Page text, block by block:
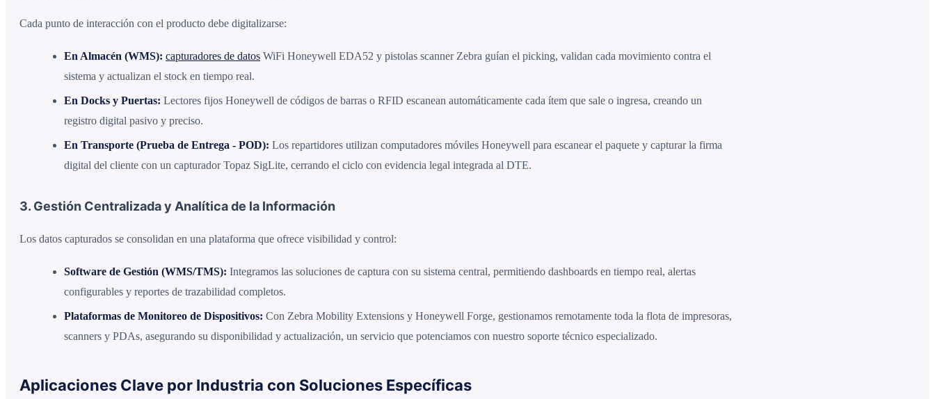
Cada punto de interacción con el producto debe digitalizarse:
En Almacén (WMS): capturadores de datos WiFi Honeywell EDA52 y pistolas scanner Zebra guían el picking, validan cada movimiento contra el
sistema y actualizan el stock en tiempo real.
En Docks y Puertas: Lectores fijos Honeywell de códigos de barras o RFID escanean automáticamente cada ítem que sale o ingresa, creando un
registro digital pasivo y preciso.
En Transporte (Prueba de Entrega - POD): Los repartidores utilizan computadores móviles Honeywell para escanear el paquete y capturar la firma
digital del cliente con un capturador Topaz SigLite, cerrando el ciclo con evidencia legal integrada al DTE.
3. Gestión Centralizada y Analítica de la Información
Los datos capturados se consolidan en una plataforma que ofrece visibilidad y control:
Software de Gestión (WMS/TMS): Integramos las soluciones de captura con su sistema central, permitiendo dashboards en tiempo real, alertas
configurables y reportes de trazabilidad completos.
Plataformas de Monitoreo de Dispositivos: Con Zebra Mobility Extensions y Honeywell Forge, gestionamos remotamente toda la flota de impresoras,
scanners y PDAs, asegurando su disponibilidad y actualización, un servicio que potenciamos con nuestro soporte técnico especializado.
Aplicaciones Clave por Industria con Soluciones Específicas